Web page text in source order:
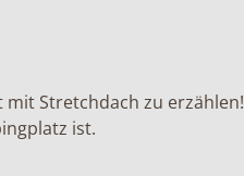
Stretchdach zu erzählen!
ist.